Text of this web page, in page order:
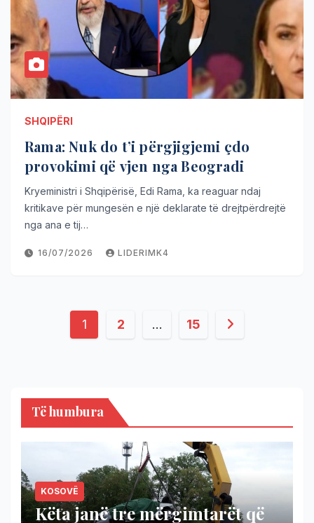
SHQIPËRI
Rama: Nuk do t’i përgjigjemi çdo
provokimi që vjen nga Beogradi
Kryeministri i Shqipërisë, Edi Rama, ka reaguar ndaj
kritikave për mungesën e një deklarate të drejtpërdrejtë
nga ana e tij…
16/07/2026 LIDERIMK4
1 2 … 15
Të humbura
KOSOVË
Këta janë tre mërgimtarët që